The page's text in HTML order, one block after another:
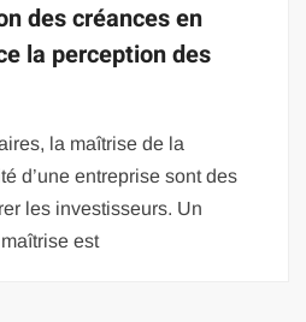
des créances en
la perception des
la maîtrise de la
d’une entreprise sont des
les investisseurs. Un
est